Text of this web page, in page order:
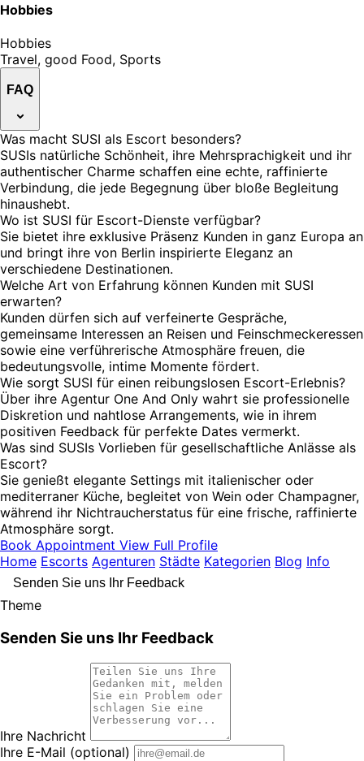
Hobbies
Hobbies
Travel, good Food, Sports
FAQ
Was macht SUSI als Escort besonders?
SUSIs natürliche Schönheit, ihre Mehrsprachigkeit und ihr
authentischer Charme schaffen eine echte, raffinierte
Verbindung, die jede Begegnung über bloße Begleitung
hinaushebt.
Wo ist SUSI für Escort-Dienste verfügbar?
Sie bietet ihre exklusive Präsenz Kunden in ganz Europa an
und bringt ihre von Berlin inspirierte Eleganz an
verschiedene Destinationen.
Welche Art von Erfahrung können Kunden mit SUSI
erwarten?
Kunden dürfen sich auf verfeinerte Gespräche,
gemeinsame Interessen an Reisen und Feinschmeckeressen
sowie eine verführerische Atmosphäre freuen, die
bedeutungsvolle, intime Momente fördert.
Wie sorgt SUSI für einen reibungslosen Escort-Erlebnis?
Über ihre Agentur One And Only wahrt sie professionelle
Diskretion und nahtlose Arrangements, wie in ihrem
positiven Feedback für perfekte Dates vermerkt.
Was sind SUSIs Vorlieben für gesellschaftliche Anlässe als
Escort?
Sie genießt elegante Settings mit italienischer oder
mediterraner Küche, begleitet von Wein oder Champagner,
während ihr Nichtraucherstatus für eine frische, raffinierte
Atmosphäre sorgt.
Book Appointment View Full Profile
Home Escorts Agenturen Städte Kategorien Blog Info
Senden Sie uns Ihr Feedback
Theme
Senden Sie uns Ihr Feedback
Ihre Nachricht
Ihre E-Mail (optional)